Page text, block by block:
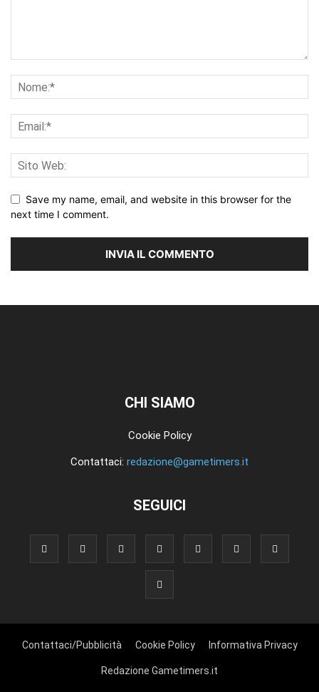
Save my name, email, and website in this browser for the
next time I comment.
CHI SIAMO
Cookie Policy
Contattaci: redazione@gametimers.it
SEGUICI
Contattaci/Pubblicità Cookie Policy Informativa Privacy
Redazione Gametimers.it